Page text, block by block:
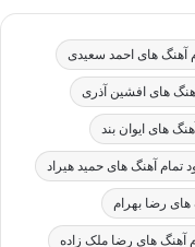
آهنگ های احمد سعیدی
آهنگ های افشین آذری
های ایوان بند
تمام آهنگ های حمید هیراد
های رضا بهرام
آهنگ های رضا ملک زاده